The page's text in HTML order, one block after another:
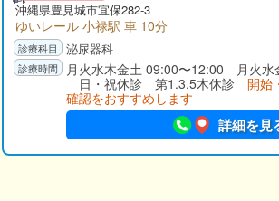
沖縄県豊見城市宜保282-3
ゆいレール 小禄駅 車 10分
泌尿器科
月火水木金土 09:00〜12:00 月火水
日・祝休診 第1.3.5木休診 開始
確認をおすすめします
詳細を見